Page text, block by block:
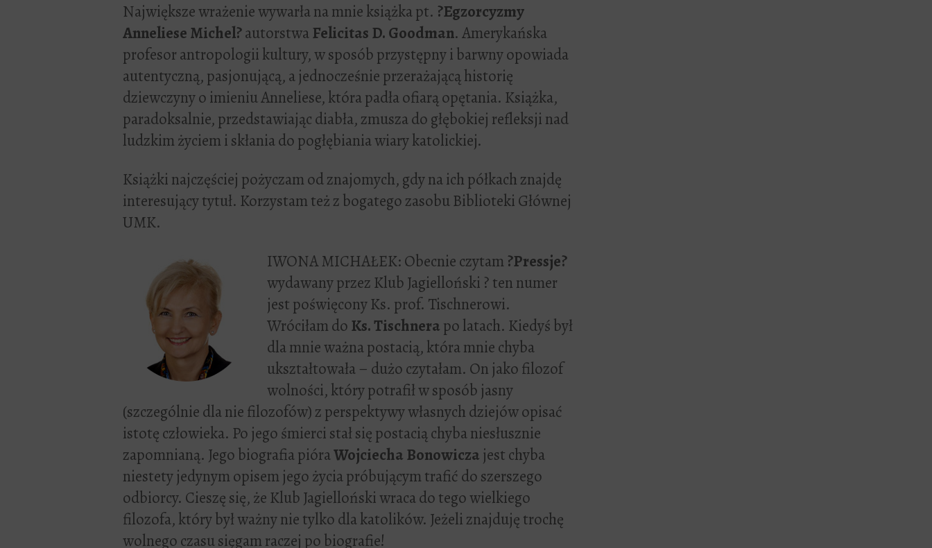
Największe wrażenie wywarła na mnie książka pt. ?Egzorcyzmy
Anneliese Michel?autorstwaFelicitas D. Goodman. Amerykańska
profesor antropologii kultury, w sposób przystępny i barwny opowiada
autentyczną, pasjonującą, a jednocześnie przerażającą historię
dziewczyny o imieniu Anneliese, która padła ofiarą opętania. Książka,
paradoksalnie, przedstawiając diabła, zmusza do głębokiej refleksji nad
ludzkim życiem i skłania do pogłębiania wiary katolickiej.
Książki najczęściej pożyczam od znajomych, gdy na ich półkach znajdę
interesujący tytuł. Korzystam też z bogatego zasobu Biblioteki Głównej
UMK.
IWONA MICHAŁEK: Obecnie czytam ?Pressje?
wydawany przez Klub Jagielloński ? ten numer
jest poświęcony Ks. prof. Tischnerowi.
Wróciłam doKs. Tischnerapo latach. Kiedyś był
dla mnie ważna postacią, która mnie chyba
ukształtowała – dużo czytałam. On jako filozof
wolności, który potrafił w sposób jasny
(szczególnie dla nie filozofów) z perspektywy własnych dziejów opisać
istotę człowieka. Po jego śmierci stał się postacią chyba niesłusznie
zapomnianą. Jego biografia pióraWojciecha Bonowiczajest chyba
niestety jedynym opisem jego życia próbującym trafić do szerszego
odbiorcy. Cieszę się, że Klub Jagielloński wraca do tego wielkiego
filozofa, który był ważny nie tylko dla katolików. Jeżeli znajduję trochę
wolnego czasu sięgam raczej po biografie!